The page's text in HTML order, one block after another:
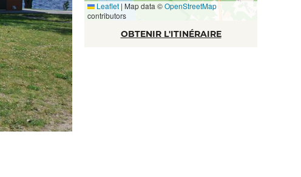
Leaflet | Map data ©OpenStreetMap
contributors
OBTENIR L'ITINÉRAIRE